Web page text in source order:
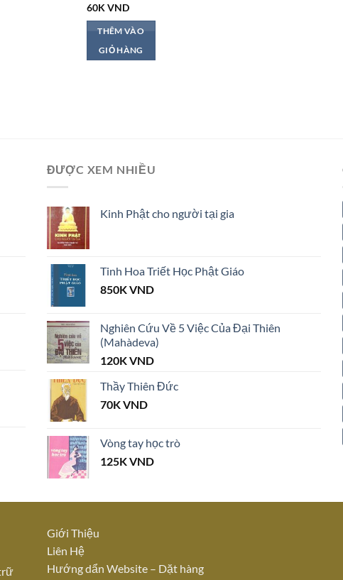
60KVND
THÊM VÀO
GIỎ HÀNG
ĐƯỢC XEM NHIỀU
Kinh Phật cho người tại gia
Tinh Hoa Triết Học Phật Giáo
850KVND
Nghiên Cứu Về 5 Việc Của Đại Thiên
(Mahàdeva)
120KVND
Thầy Thiên Đức
70KVND
Vòng tay học trò
125KVND
Giới Thiệu
Liên Hệ
Hướng dẩn Website – Dặt hàng